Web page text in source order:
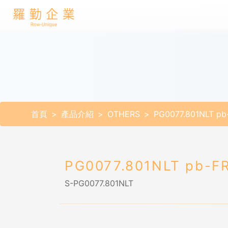
首頁 產品介紹 OTHERS PG0077.801NLT
PG0077.801NLT pb-
S-PG0077.801NLT